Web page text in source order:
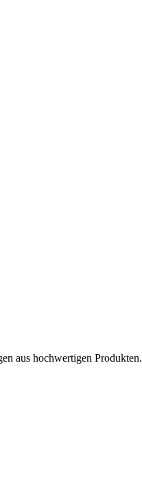
aus hochwertigen Produkten.